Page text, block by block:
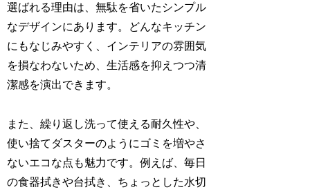
選ばれる理由は、無駄を省いたシンプル
なデザインにあります。どんなキッチン
にもなじみやすく、インテリアの雰囲気
を損なわないため、生活感を抑えつつ清
潔感を演出できます。
また、繰り返し洗って使える耐久性や、
使い捨てダスターのようにゴミを増やさ
ないエコな点も魅力です。例えば、毎日
の食器拭きや台拭き、ちょっとした水切